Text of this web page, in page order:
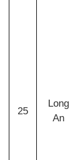
25
Long
An